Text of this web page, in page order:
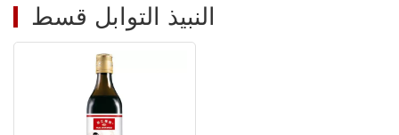
النبيذ التوابل قسط